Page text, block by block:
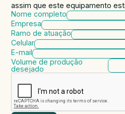
assim que este equipamento
Nome completo
Empresa
Ramo de atuação
Celular
E-mail
Volume de produção
desejado